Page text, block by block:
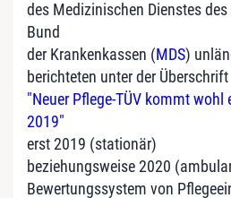
des Medizinischen Dienstes
Bund
der Krankenkassen (MDS)
berichteten unter der Überschrift
"Neuer Pflege-TÜV kommt wohl
2019"
erst 2019 (stationär)
beziehungsweise 2020
Bewertungssystem von